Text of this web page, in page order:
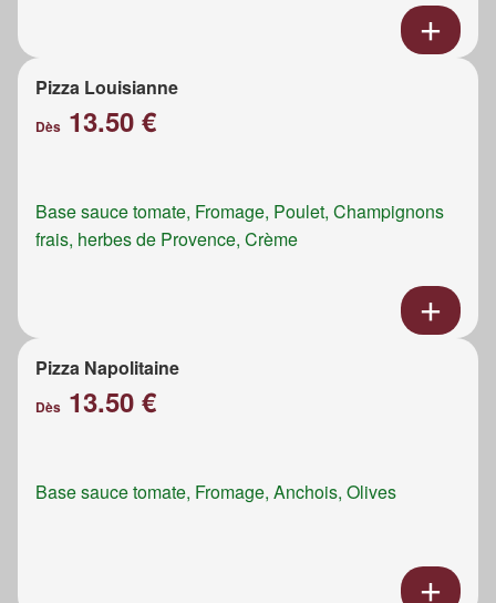
Pizza Louisianne
Dès 13.50 €
Base sauce tomate, Fromage, Poulet, Champignons
frais, herbes de Provence, Crème
Pizza Napolitaine
Dès 13.50 €
Base sauce tomate, Fromage, Anchois, Olives